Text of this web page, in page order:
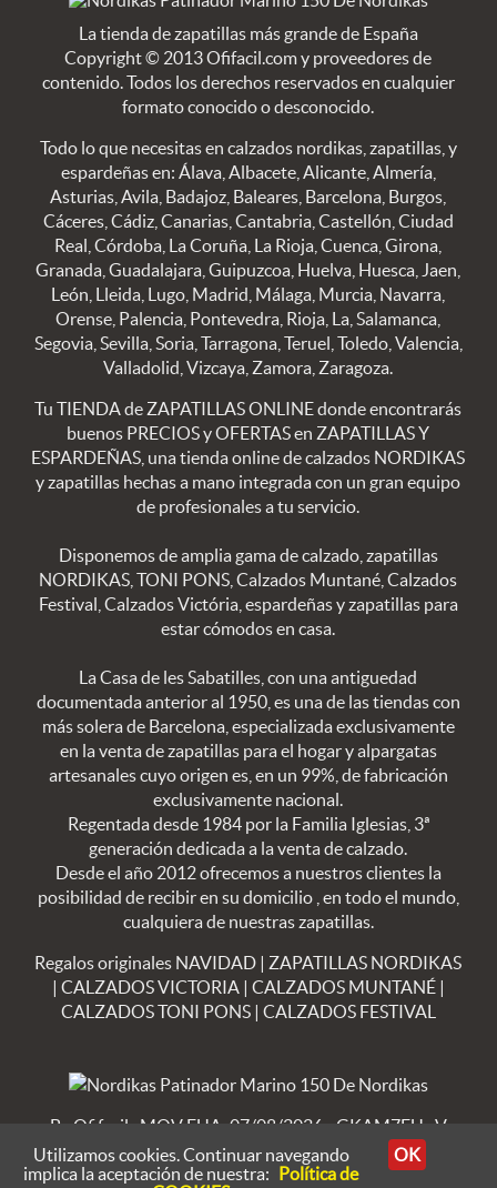
La tienda de zapatillas más grande de España
Copyright © 2013 Ofifacil.com y proveedores de
contenido. Todos los derechos reservados en cualquier
formato conocido o desconocido.
Todo lo que necesitas en calzados nordikas, zapatillas, y
espardeñas en: Álava, Albacete, Alicante, Almería,
Asturias, Avila, Badajoz, Baleares, Barcelona, Burgos,
Cáceres, Cádiz, Canarias, Cantabria, Castellón, Ciudad
Real, Córdoba, La Coruña, La Rioja, Cuenca, Girona,
Granada, Guadalajara, Guipuzcoa, Huelva, Huesca, Jaen,
León, Lleida, Lugo, Madrid, Málaga, Murcia, Navarra,
Orense, Palencia, Pontevedra, Rioja, La, Salamanca,
Segovia, Sevilla, Soria, Tarragona, Teruel, Toledo, Valencia,
Valladolid, Vizcaya, Zamora, Zaragoza.
Tu TIENDA de ZAPATILLAS ONLINE donde encontrarás
buenos PRECIOS y OFERTAS en ZAPATILLAS Y
ESPARDEÑAS, una tienda online de calzados NORDIKAS
y zapatillas hechas a mano integrada con un gran equipo
de profesionales a tu servicio.
Disponemos de amplia gama de calzado, zapatillas
NORDIKAS, TONI PONS, Calzados Muntané, Calzados
Festival, Calzados Victória, espardeñas y zapatillas para
estar cómodos en casa.
La Casa de les Sabatilles, con una antiguedad
documentada anterior al 1950, es una de las tiendas con
más solera de Barcelona, especializada exclusivamente
en la venta de zapatillas para el hogar y alpargatas
artesanales cuyo origen es, en un 99%, de fabricación
exclusivamente nacional.
Regentada desde 1984 por la Familia Iglesias, 3ª
generación dedicada a la venta de calzado.
Desde el año 2012 ofrecemos a nuestros clientes la
posibilidad de recibir en su domicilio , en todo el mundo,
cualquiera de nuestras zapatillas.
Regalos originales NAVIDAD | ZAPATILLAS NORDIKAS
| CALZADOS VICTORIA| CALZADOS MUNTANÉ|
CALZADOS TONI PONS| CALZADOS FESTIVAL
By Ofifacil · MOV FUA: 07/08/2026 - GKAM7FU · V
8.4.23
Utilizamos cookies. Continuar navegando
implica la aceptación de nuestra: Política de
OK